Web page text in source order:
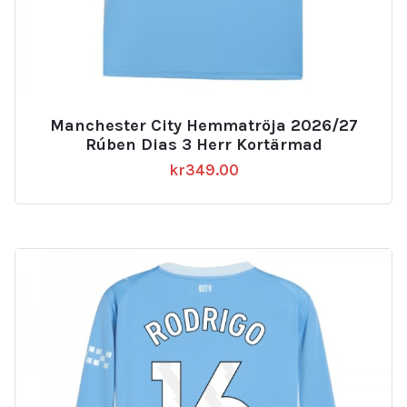
Manchester City Hemmatröja 2026/27
Rúben Dias 3 Herr Kortärmad
kr349.00